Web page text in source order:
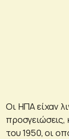
Οι ΗΠΑ είχαν
προσγειώσεις,
του 1950, οι